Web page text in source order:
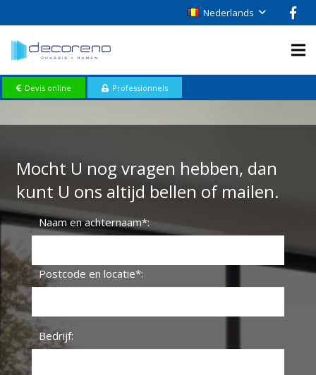
Nederlands
Devis online Professionnels
Mocht U nog vragen hebben, dan
kunt U ons altijd bellen of mailen.
Naam en achternaam*:
Postcode en locatie*:
Bedrijf: